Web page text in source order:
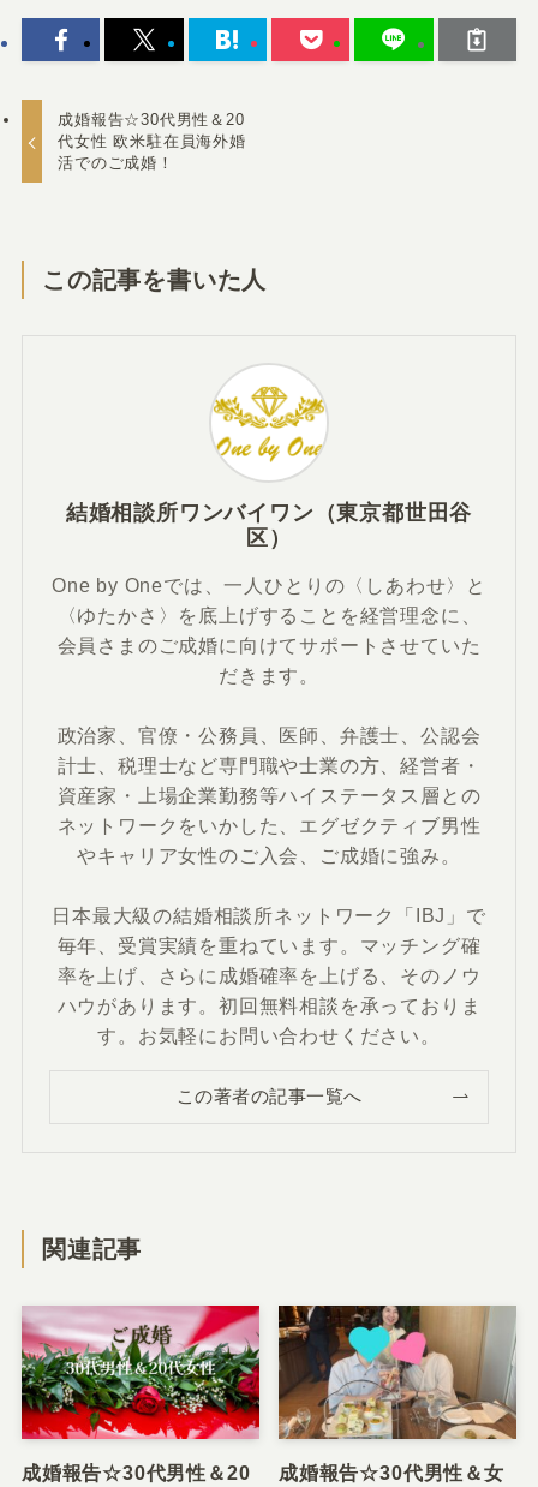
成婚報告☆30代男性＆20
代女性 欧米駐在員海外婚
活でのご成婚！
この記事を書いた人
結婚相談所ワンバイワン（東京都世田谷
区）
One by Oneでは、一人ひとりの〈しあわせ〉と
〈ゆたかさ〉を底上げすることを経営理念に、
会員さまのご成婚に向けてサポートさせていた
だきます。
政治家、官僚・公務員、医師、弁護士、公認会
計士、税理士など専門職や士業の方、経営者・
資産家・上場企業勤務等ハイステータス層との
ネットワークをいかした、エグゼクティブ男性
やキャリア女性のご入会、ご成婚に強み。
日本最大級の結婚相談所ネットワーク「IBJ」で
毎年、受賞実績を重ねています。マッチング確
率を上げ、さらに成婚確率を上げる、そのノウ
ハウがあります。初回無料相談を承っておりま
す。お気軽にお問い合わせください。
この著者の記事一覧へ
関連記事
成婚報告☆30代男性＆20 成婚報告☆30代男性＆女